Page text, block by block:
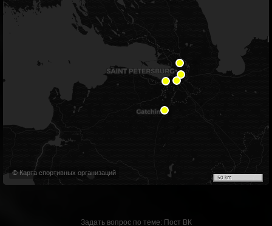
© Карта спортивных организаций
50 km
Задать вопрос по теме: Пост ВК